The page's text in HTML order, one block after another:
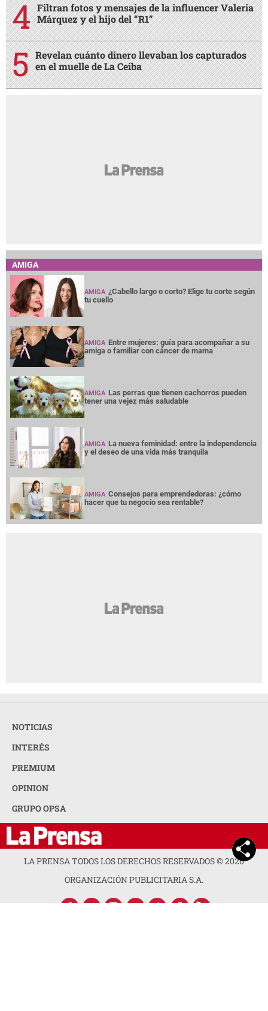
Filtran fotos y mensajes de la influencer Valeria
Márquez y el hijo del “R1”
Revelan cuánto dinero llevaban los capturados
en el muelle de La Ceiba
AMIGA
AMIGA ¿Cabello largo o corto? Elige tu corte según
tu cuello
AMIGA Entre mujeres: guía para acompañar a su
amiga o familiar con cáncer de mama
AMIGA Las perras que tienen cachorros pueden
tener una vejez más saludable
AMIGA La nueva feminidad: entre la independencia
y el deseo de una vida más tranquila
AMIGA Consejos para emprendedoras: ¿cómo
hacer que tu negocio sea rentable?
NOTICIAS
INTERÉS
PREMIUM
OPINION
GRUPO OPSA
LA PRENSA TODOS LOS DERECHOS RESERVADOS ©2026
ORGANIZACIÓN PUBLICITARIA S.A.